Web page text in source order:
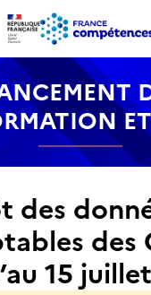
Menu
de navigation
des
des
15